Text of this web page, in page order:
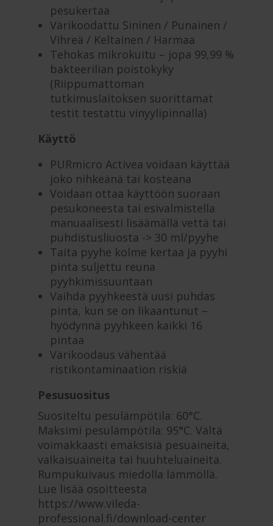
pesukertaa
Värikoodattu Sininen / Punainen /
Vihreä / Keltainen / Harmaa
Tehokas mikrokuitu – jopa 99,99 %
bakteerilian poistokyky
(Riippumattoman
tutkimuslaitoksen suorittamat
testit testattu vinyylipinnalla)
Käyttö
PURmicro Activea voidaan käyttää
joko nihkeänä tai kosteana
Voidaan ottaa käyttöön suoraan
pesukoneesta tai esivalmistella
manuaalisesti lisäämällä vettä tai
puhdistusliuosta -> 30 ml/pyyhe
Taita pyyhe kolme kertaa ja pyyhi
pinta suljettu reuna
pyyhkimissuuntaan
Vaihda pyyhkeestä uusi puhdas
pinta, kun se on likaantunut –
hyödynnä pyyhkeen kaikki 16
pintaa
Värikoodaus vähentää
ristikontaminaation riskiä
Pesusuositus
Suositeltu pesulämpötila: 60°C.
Maksimi pesulämpötila: 95°C. Vältä
voimakkaasti emäksisiä pesuaineita,
valkaisuaineita tai huuhteluaineita.
Rumpukuivaus miedolla lämmöllä.
Lue lisää osoitteesta
https://www.vileda-
professional.fi/download-center